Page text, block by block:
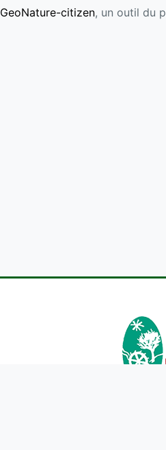
GeoNature-citizen, un outil du